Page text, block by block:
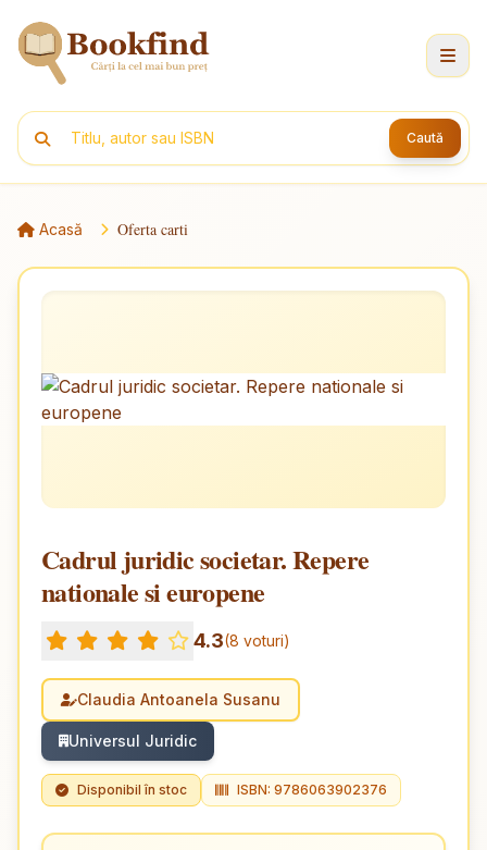
Caută
Acasă Oferta carti
Cadrul juridic societar. Repere
nationale si europene
4.3(8 voturi)
Claudia Antoanela Susanu
Universul Juridic
Disponibil în stoc ISBN: 9786063902376